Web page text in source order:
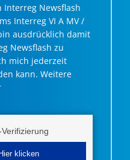
Interreg Newsflash
Interreg VI A MV /
ausdrücklich damit
Newsflash zu
mich jederzeit
kann. Weitere
Hier klicken